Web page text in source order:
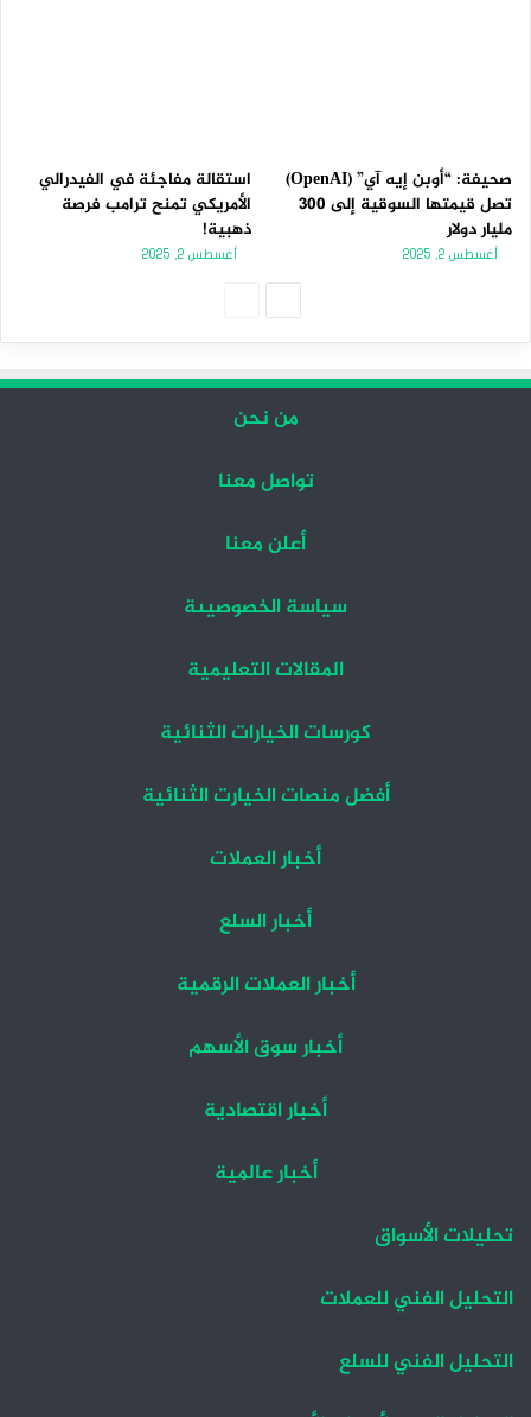
صحيفة: “أوبن إيه آي” (OpenAI)
تصل قيمتها السوقية إلى 300
مليار دولار
أغسطس 2, 2025
استقالة مفاجئة في الفيدرالي
الأمريكي تمنح ترامب فرصة
ذهبية!
أغسطس 2, 2025
من نحن
تواصل معنا
أعلن معنا
سياسة الخصوصيىة
المقالات التعليمية
كورسات الخيارات الثنائية
أفضل منصات الخيارت الثنائية
أخبار العملات
أخبار السلع
أخبار العملات الرقمية
أخبار سوق الأسهم
أخبار اقتصادية
أخبار عالمية
تحليلات الأسواق
التحليل الفني للعملات
التحليل الفني للسلع